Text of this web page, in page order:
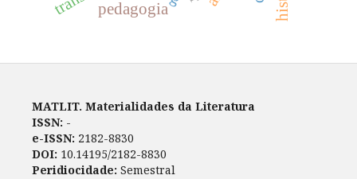
pedagogia
MATLIT. Materialidades da Literatura
ISSN: -
e-ISSN: 2182-8830
DOI: 10.14195/2182-8830
Peridiocidade: Semestral